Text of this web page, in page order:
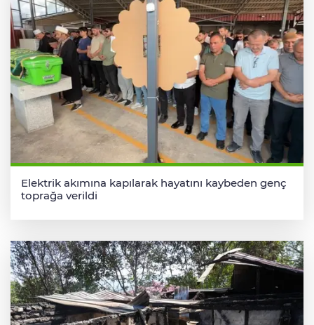
Elektrik akımına kapılarak hayatını kaybeden genç
toprağa verildi